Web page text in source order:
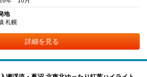
地
札幌
詳細を見る